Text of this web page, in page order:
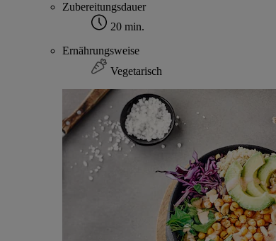
Zubereitungsdauer
20 min.
Ernährungsweise
Vegetarisch